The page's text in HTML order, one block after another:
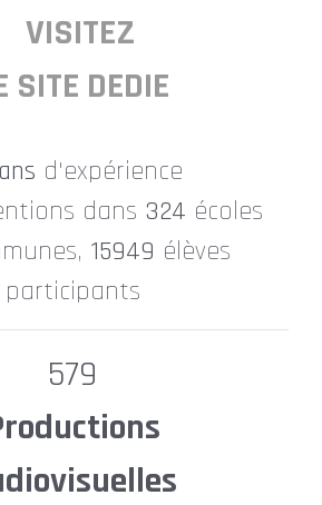
VISITEZ
SITE DEDIE
d'expérience
dans 324 écoles
15949 élèves
participants
579